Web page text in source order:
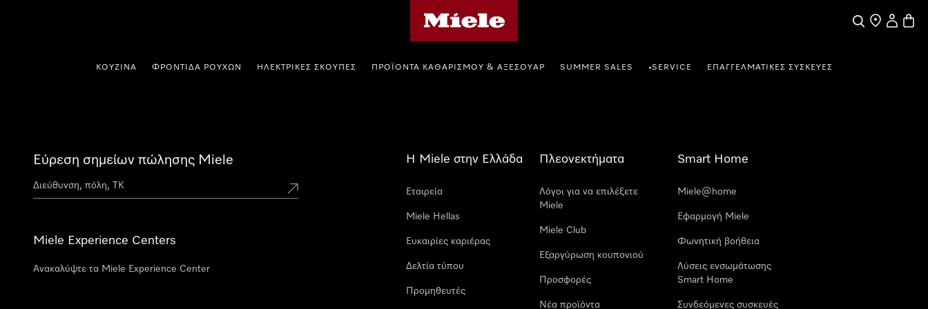
Αναζήτηση
Εύρεση
Ο
ΚΟΥΖΊΝΑ ΦΡΟΝΤΊΔΑ ΡΟΎΧΩΝ ΗΛΕΚΤΡΙΚΈΣ ΣΚΟΎΠΕΣ ΠΡΟΪΌΝΤΑ ΚΑΘΑΡΙΣΜΟΎ & ΑΞΕΣΟΥΆΡ SUMMER SALES •SERVICE ΕΠΑΓΓΕΛΜΑΤΙΚΈΣ ΣΥΣΚΕΥΈΣ
Εύρεση σημείων πώλησης Miele
Miele Experience Centers
Ανακαλύψτε τα Miele Experience Center
Η Miele στην Ελλάδα
Εταιρεία
Miele Hellas
Ευκαιρίες καριέρας
Δελτία τύπου
Προμηθευτές
Πλεονεκτήματα
Λόγοι για να επιλέξετε
Miele
Miele Club
Εξαργύρωση κουπονιού
Προσφορές
Νέα προϊόντα
Smart Home
Miele@home
Εφαρμογή Miele
Φωνητική βοήθεια
Λύσεις ενσωμάτωσης
Smart Home
Συνδεόμενες συσκευές